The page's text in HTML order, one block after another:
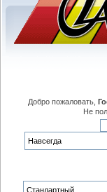
Добро пожаловать,
Не